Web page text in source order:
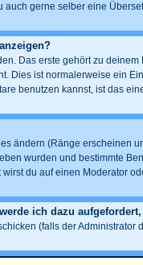
gerne selber eine
Das erste gehört zu
Dies ist normalerweise ein
benutzen kannst, ist das
ändern (Ränge
wurden und bestimmte
du auf einen Moderator
ich dazu
(falls der